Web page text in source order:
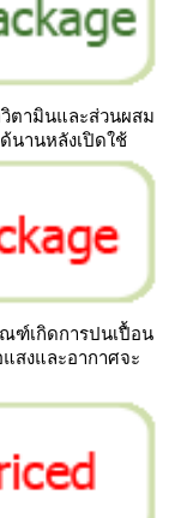
ตามินและส่วนผสม
นานหลังเปิดใช้
ฑ์เกิดการปนเปื้อน
สงและอากาศจะ